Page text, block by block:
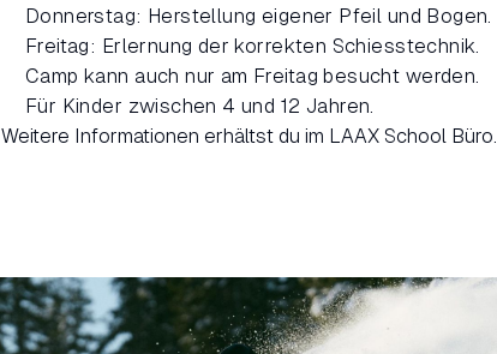
Donnerstag: Herstellung eigener Pfeil und Bogen.
Freitag: Erlernung der korrekten Schiesstechnik.
Camp kann auch nur am Freitag besucht werden.
Für Kinder zwischen 4 und 12 Jahren.
Weitere Informationen erhältst du im LAAX School Büro.